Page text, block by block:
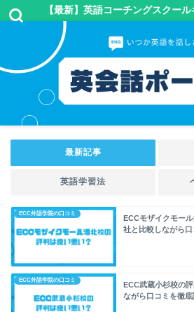
【最新】英語コーチングスクー
最新記事
英語学習法
ECC外語学院の口コミ
ECCモザイクモー
社と比較しながら口
ECC外語学院の口コミ
ECC武蔵小杉校の
ながら口コミを徹底